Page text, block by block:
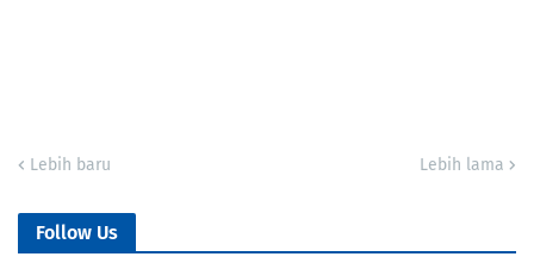
Lebih baru Lebih lama
Follow Us